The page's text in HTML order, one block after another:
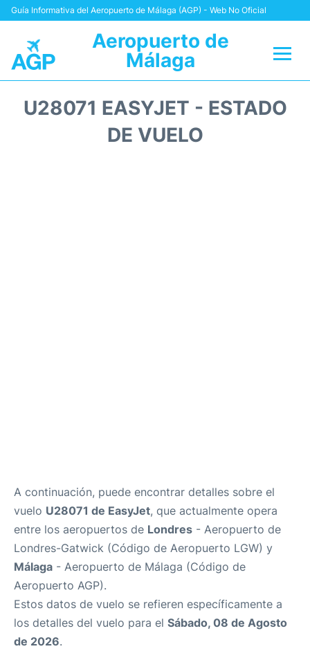
Guía Informativa del Aeropuerto de Málaga (AGP) - Web No Oficial
Aeropuerto de
Málaga
U28071 EASYJET - ESTADO
DE VUELO
A continuación, puede encontrar detalles sobre el
vuelo U28071 de EasyJet, que actualmente opera
entre los aeropuertos de Londres - Aeropuerto de
Londres-Gatwick (Código de Aeropuerto LGW) y
Málaga - Aeropuerto de Málaga (Código de
Aeropuerto AGP).
Estos datos de vuelo se refieren específicamente a
los detalles del vuelo para el Sábado, 08 de Agosto
de 2026.